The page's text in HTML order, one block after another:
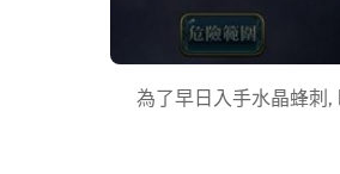
為了早日入手水晶蜂刺